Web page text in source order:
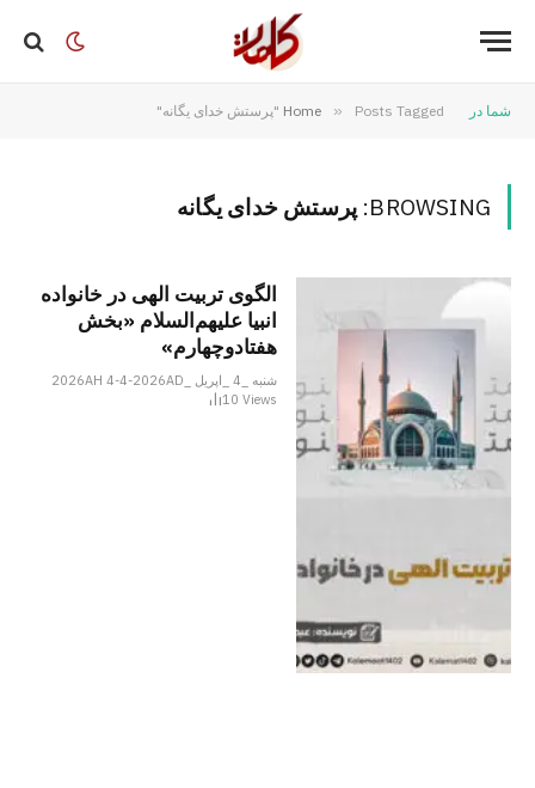
شما در Home » Posts Tagged "پرستش خدای یگانه"
BROWSING: پرستش خدای یگانه
الگوی تربیت الهی در خانواده
انبیا‌‌ علیهم‌السلام «بخش
هفتادوچهارم»
شنبه _4 _اپریل _2026AH 4-4-2026AD
10Views